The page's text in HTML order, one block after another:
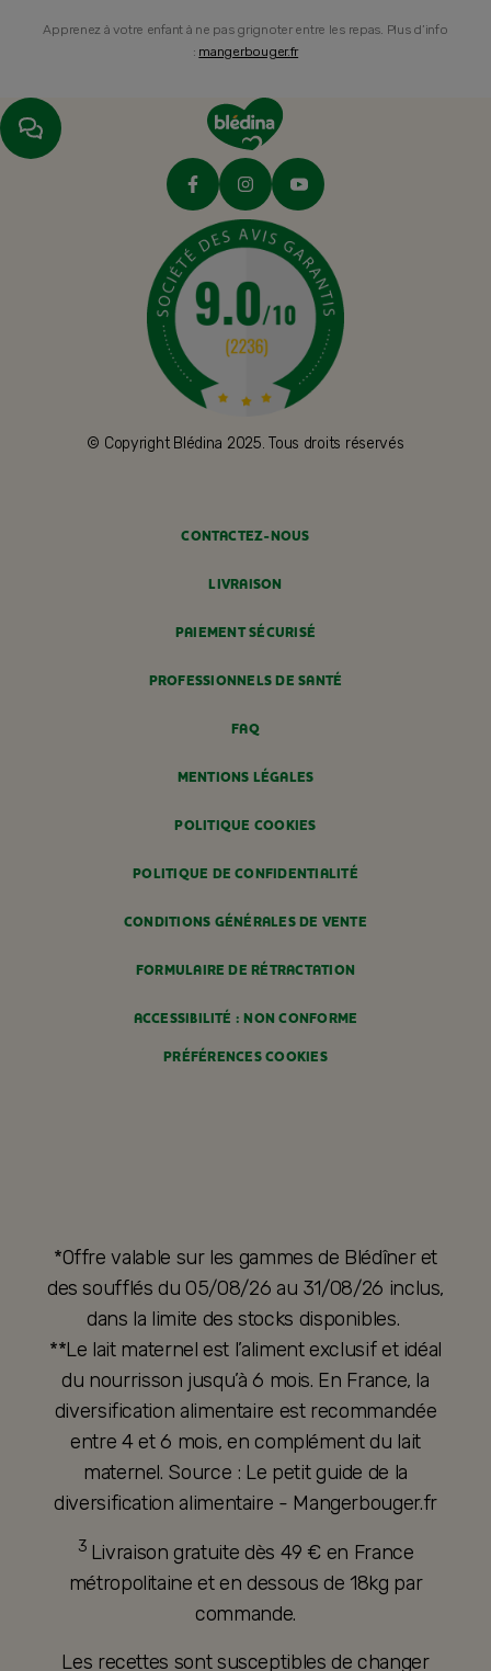
Apprenez à votre enfant à ne pas grignoter entre les repas. Plus d’info
: mangerbouger.fr
© Copyright Blédina 2025. Tous droits réservés
CONTACTEZ-NOUS
LIVRAISON
PAIEMENT SÉCURISÉ
PROFESSIONNELS DE SANTÉ
FAQ
MENTIONS LÉGALES
POLITIQUE COOKIES
POLITIQUE DE CONFIDENTIALITÉ
CONDITIONS GÉNÉRALES DE VENTE
FORMULAIRE DE RÉTRACTATION
ACCESSIBILITÉ : NON CONFORME
PRÉFÉRENCES COOKIES
*Offre valable sur les gammes de Blédîner et
des soufflés du 05/08/26 au 31/08/26 inclus,
dans la limite des stocks disponibles.
**Le lait maternel est l’aliment exclusif et idéal
du nourrisson jusqu’à 6 mois. En France, la
diversification alimentaire est recommandée
entre 4 et 6 mois, en complément du lait
maternel. Source : Le petit guide de la
diversification alimentaire - Mangerbouger.fr
3 Livraison gratuite dès 49 € en France
métropolitaine et en dessous de 18kg par
commande.
Les recettes sont susceptibles de changer